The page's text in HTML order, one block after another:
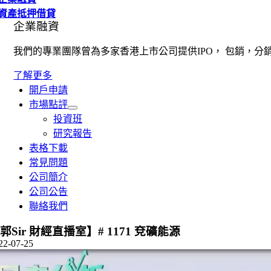
產抵押借貸
企業融資
我們的專業團隊曾為多家香港上市公司提供IPO， 包銷，分
了解更多
開戶申請
市場點評
投資班
研究報告
表格下載
常見問題
公司簡介
公司公告
聯絡我們
Sir 財經直播室】# 1171 兗礦能源
07-25